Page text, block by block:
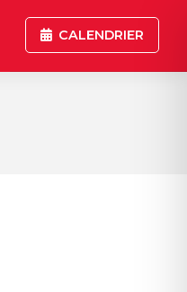
CALENDRIER